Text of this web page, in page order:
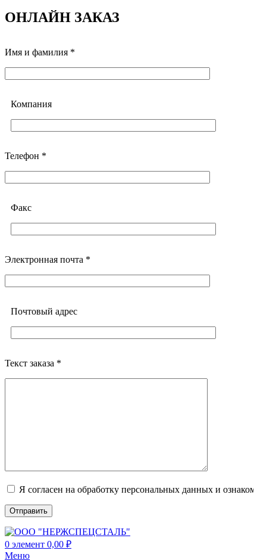
ОНЛАЙН ЗАКАЗ
Имя и фамилия *
Компания
Телефон *
Факс
Электронная почта *
Почтовый адреc
Текст заказа *
Я согласен на обработку персональных данных и
0 элемент 0,00 ₽
Меню